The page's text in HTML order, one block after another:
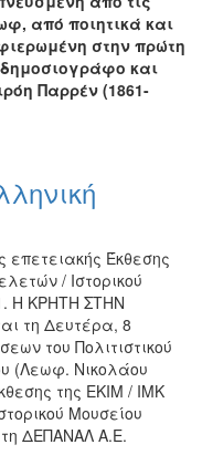
από ποιητικά και
στην πρώτη
και
Παρρέν (1861-
επετειακής Έκθεσης
/ Ιστορικού
Η ΚΡΗΤΗ ΣΤΗΝ
τη Δευτέρα, 8
του Πολιτιστικού
(Λεωφ. Νικολάου
της ΕΚΙΜ / ΙΜΚ
Μουσείου
ΔΕΠΑΝΑΛ Α.Ε.